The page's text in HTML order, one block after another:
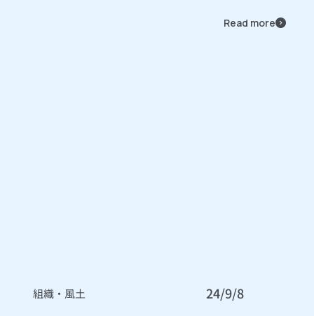
Read more
組織・風土 24/9/8